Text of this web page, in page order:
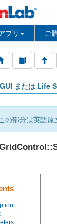
プリ ご
または Life
の部分は英語原